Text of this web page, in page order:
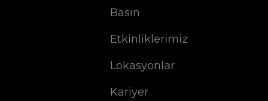
Basın
Etkinliklerimiz
Lokasyonlar
Kariyer